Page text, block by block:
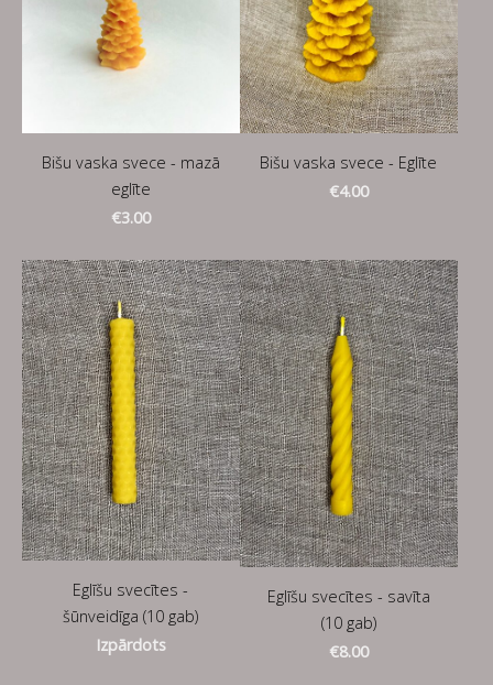
Bišu vaska svece - mazā
eglīte
€3.00
Bišu vaska svece - Eglīte
€4.00
Eglīšu svecītes -
šūnveidīga (10 gab)
Izpārdots
Eglīšu svecītes - savīta
(10 gab)
€8.00